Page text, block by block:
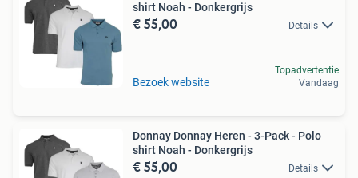
shirt Noah - Donkergrijs
€ 55,00 Details
Bezoek website
Topadvertentie
Vandaag
Donnay Donnay Heren - 3-Pack - Polo
shirt Noah - Donkergrijs
€ 55,00 Details